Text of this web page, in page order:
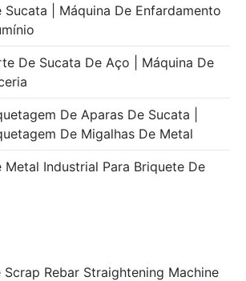
Sucata | Máquina De Enfardamento
De Sucata De Aço | Máquina De
De Aparas De Sucata |
De Migalhas De Metal
Metal Industrial Para Briquete De
Rebar Straightening Machine